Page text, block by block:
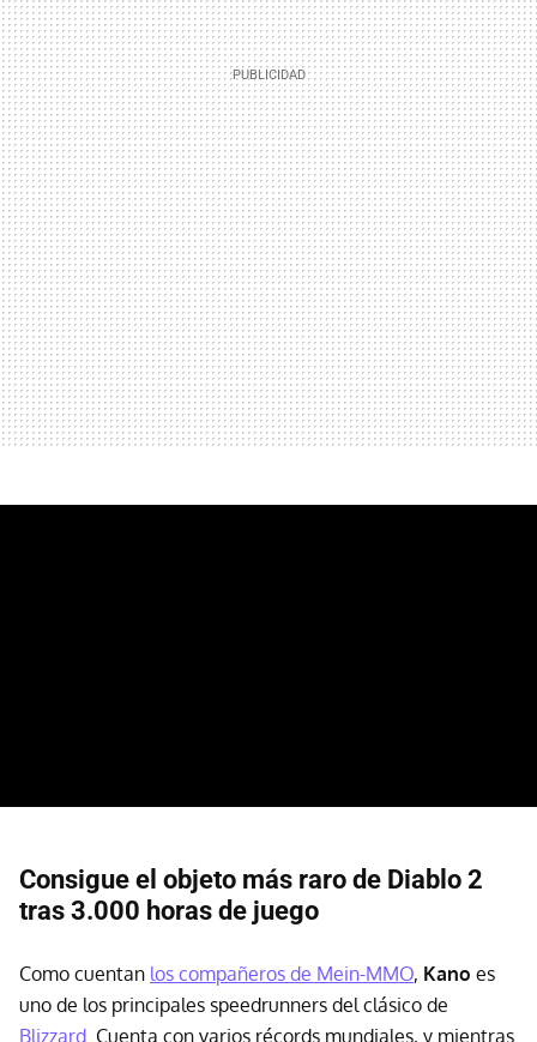
Consigue el objeto más raro de Diablo 2
tras 3.000 horas de juego
Como cuentan los compañeros de Mein-MMO, Kano es
uno de los principales speedrunners del clásico de
Blizzard . Cuenta con varios récords mundiales, y mientras